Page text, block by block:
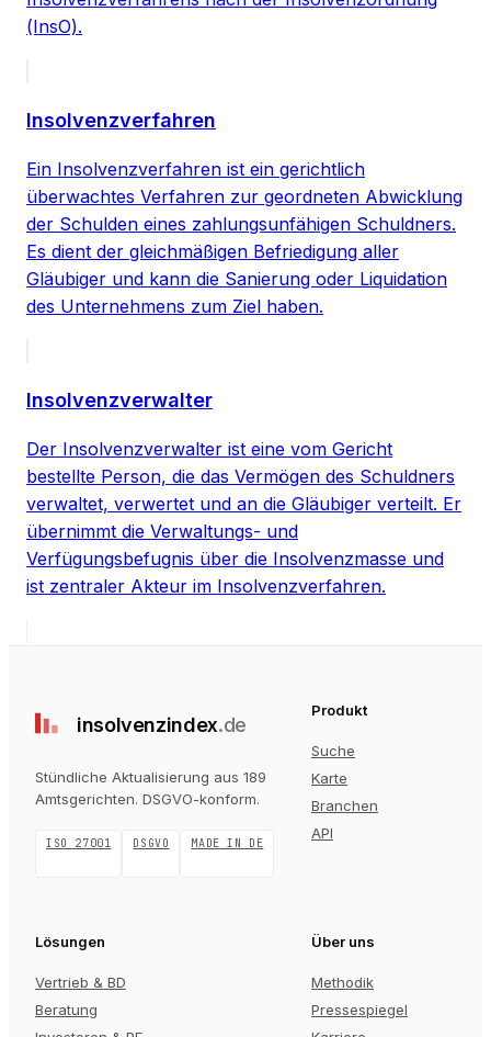
(InsO).
Insolvenzverfahren
Ein Insolvenzverfahren ist ein gerichtlich
überwachtes Verfahren zur geordneten Abwicklung
der Schulden eines zahlungsunfähigen Schuldners.
Es dient der gleichmäßigen Befriedigung aller
Gläubiger und kann die Sanierung oder Liquidation
des Unternehmens zum Ziel haben.
Insolvenzverwalter
Der Insolvenzverwalter ist eine vom Gericht
bestellte Person, die das Vermögen des Schuldners
verwaltet, verwertet und an die Gläubiger verteilt. Er
übernimmt die Verwaltungs- und
Verfügungsbefugnis über die Insolvenzmasse und
ist zentraler Akteur im Insolvenzverfahren.
insolvenzindex.de
Stündliche Aktualisierung aus 189
Amtsgerichten. DSGVO-konform.
ISO 27001 DSGVO MADE IN DE
Produkt
Suche
Karte
Branchen
API
Lösungen
Vertrieb & BD
Beratung
Über uns
Methodik
Pressespiegel